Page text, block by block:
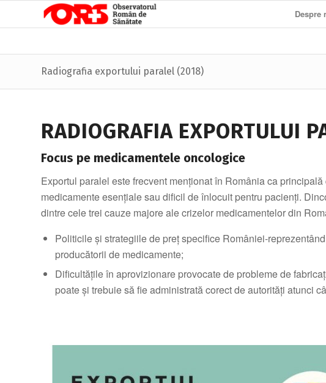
Despre
Radiografia exportului paralel (2018)
RADIOGRAFIA EXPORTULUI
Focus pe medicamentele oncologice
Exportul paralel este frecvent menționat în România ca
medicamente esențiale sau dificil de înlocuit pentru pacienți.
dintre cele trei cauze majore ale crizelor medicamentelor din
Politicile și strategiile de preț specifice României-
producătorii de medicamente;
Dificultățile în aprovizionare provocate de probleme de
poate și trebuie să fie administrată corect de autorități atunci